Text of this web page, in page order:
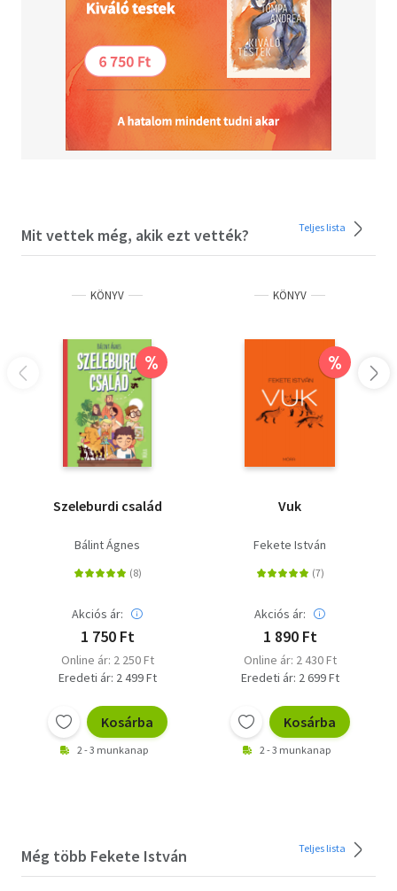
Mit vettek még, akik ezt vették? Teljes lista
KÖNYV
%
Szeleburdi család
Bálint Ágnes
Akciós ár:
1 750 Ft
Online ár: 2 250 Ft
Eredeti ár: 2 499 Ft
Kosárba
2 - 3 munkanap
KÖNYV
%
Vuk
Fekete István
Akciós ár:
1 890 Ft
Online ár: 2 430 Ft
Eredeti ár: 2 699 Ft
Kosárba
2 - 3 munkanap
Még több Fekete István Teljes lista